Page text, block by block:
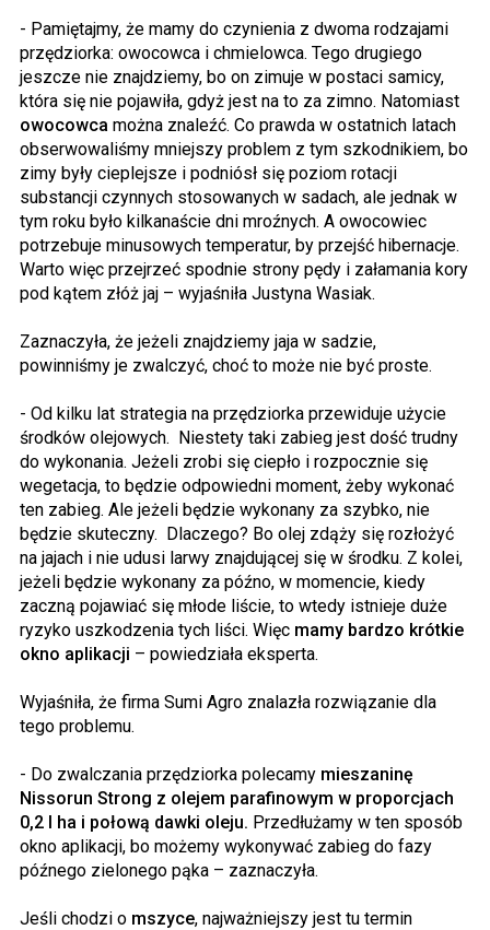
- Pamiętajmy, że mamy do czynienia z dwoma rodzajami
przędziorka: owocowca i chmielowca. Tego drugiego
jeszcze nie znajdziemy, bo on zimuje w postaci samicy,
która się nie pojawiła, gdyż jest na to za zimno. Natomiast
owocowca można znaleźć. Co prawda w ostatnich latach
obserwowaliśmy mniejszy problem z tym szkodnikiem, bo
zimy były cieplejsze i podniósł się poziom rotacji
substancji czynnych stosowanych w sadach, ale jednak w
tym roku było kilkanaście dni mroźnych. A owocowiec
potrzebuje minusowych temperatur, by przejść hibernacje.
Warto więc przejrzeć spodnie strony pędy i załamania kory
pod kątem złóż jaj – wyjaśniła Justyna Wasiak.
Zaznaczyła, że jeżeli znajdziemy jaja w sadzie,
powinniśmy je zwalczyć, choć to może nie być proste.
- Od kilku lat strategia na przędziorka przewiduje użycie
środków olejowych. Niestety taki zabieg jest dość trudny
do wykonania. Jeżeli zrobi się ciepło i rozpocznie się
wegetacja, to będzie odpowiedni moment, żeby wykonać
ten zabieg. Ale jeżeli będzie wykonany za szybko, nie
będzie skuteczny. Dlaczego? Bo olej zdąży się rozłożyć
na jajach i nie udusi larwy znajdującej się w środku. Z kolei,
jeżeli będzie wykonany za późno, w momencie, kiedy
zaczną pojawiać się młode liście, to wtedy istnieje duże
ryzyko uszkodzenia tych liści. Więc mamy bardzo krótkie
okno aplikacji – powiedziała eksperta.
Wyjaśniła, że firma Sumi Agro znalazła rozwiązanie dla
tego problemu.
- Do zwalczania przędziorka polecamy mieszaninę
Nissorun Strong z olejem parafinowym w proporcjach
0,2 l ha i połową dawki oleju. Przedłużamy w ten sposób
okno aplikacji, bo możemy wykonywać zabieg do fazy
późnego zielonego pąka – zaznaczyła.
Jeśli chodzi o mszyce, najważniejszy jest tu termin